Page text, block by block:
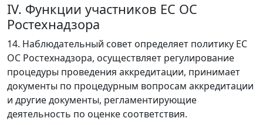
IV. Функции участников ЕС ОС
Ростехнадзора
14. Наблюдательный совет определяет политику ЕС
ОС Ростехнадзора, осуществляет регулирование
процедуры проведения аккредитации, принимает
документы по процедурным вопросам аккредитации
и другие документы, регламентирующие
деятельность по оценке соответствия.